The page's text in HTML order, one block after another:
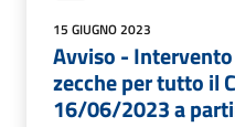
15 GIUGNO 2023
Avviso -
zecche per tutto il
16/06/2023 a